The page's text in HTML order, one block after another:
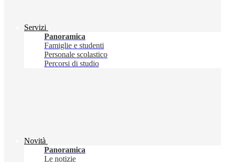
Servizi
Panoramica
Famiglie e studenti
Personale scolastico
Percorsi di studio
Novità
Panoramica
Le notizie